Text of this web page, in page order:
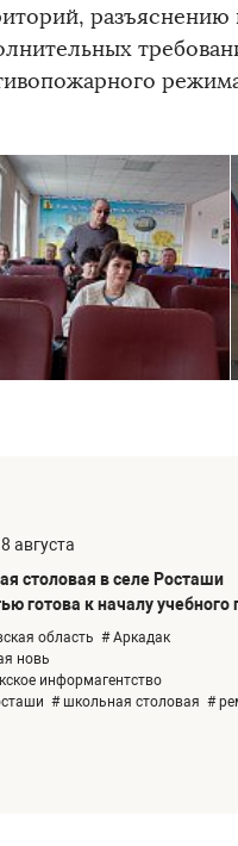
8 августа
столовая в селе Росташи
готова к началу учебного
область # Аркадак
новь
информагентство
# школьная столовая #